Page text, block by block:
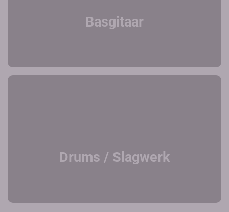
Basgitaar
Drums / Slagwerk